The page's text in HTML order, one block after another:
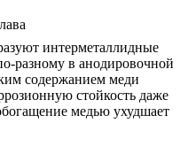
интерметаллидные
разному в анодировочной
содержанием меди
стойкость даже
медью ухудшает